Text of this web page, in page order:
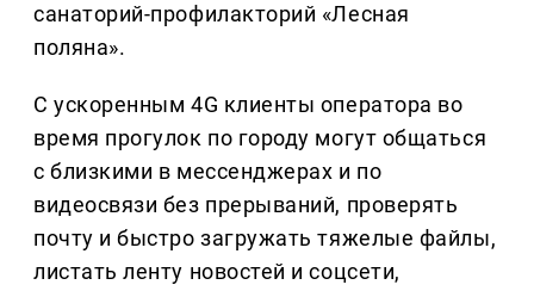
санаторий-профилакторий «Лесная
поляна».
С ускоренным 4G клиенты оператора во
время прогулок по городу могут общаться
с близкими в мессенджерах и по
видеосвязи без прерываний, проверять
почту и быстро загружать тяжелые файлы,
листать ленту новостей и соцсети,